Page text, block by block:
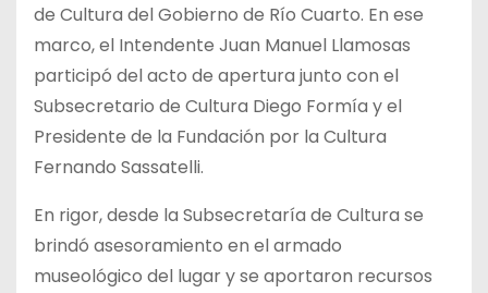
de Cultura del Gobierno de Río Cuarto. En ese
marco, el Intendente Juan Manuel Llamosas
participó del acto de apertura junto con el
Subsecretario de Cultura Diego Formía y el
Presidente de la Fundación por la Cultura
Fernando Sassatelli.
En rigor, desde la Subsecretaría de Cultura se
brindó asesoramiento en el armado
museológico del lugar y se aportaron recursos